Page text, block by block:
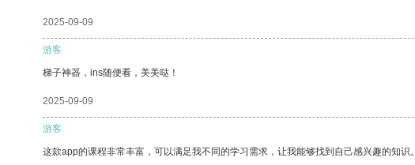
2025-09-09
游客
梯子神器，ins随便看，美美哒！
2025-09-09
游客
这款app的课程非常丰富，可以满足我不同的学习需求，让我能够找到自己感兴趣的知识。